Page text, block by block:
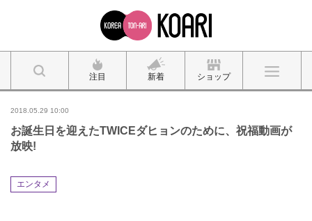
注目 新着 ショップ
2018.05.29 10:00
お誕生日を迎えたTWICEダヒョンのために、祝福動画が
放映!
エンタメ